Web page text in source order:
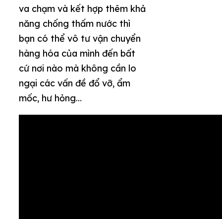
va chạm và kết hợp thêm khả
năng chống thấm nước thì
bạn có thể vô tư vận chuyển
hàng hóa của mình đến bất
cứ nơi nào mà không cần lo
ngại các vấn đề đổ vỡ, ẩm
mốc, hư hỏng…